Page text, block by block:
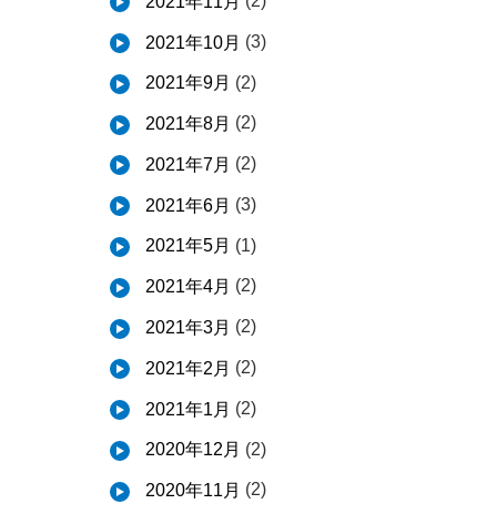
2021年10月 (3)
2021年9月 (2)
2021年8月 (2)
2021年7月 (2)
2021年6月 (3)
2021年5月 (1)
2021年4月 (2)
2021年3月 (2)
2021年2月 (2)
2021年1月 (2)
2020年12月 (2)
2020年11月 (2)